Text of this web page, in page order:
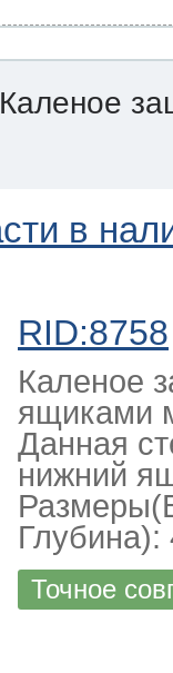
Каленое
в
RID:8758
Каленое
ящиками
Данная
нижний
Глубина):
Точное